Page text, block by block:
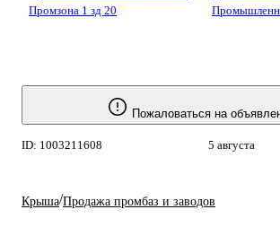
Промзона 1 зд 20
Пожаловаться на
ID: 1003211608 5 августа
Крыша/Продажа промбаз и заводов